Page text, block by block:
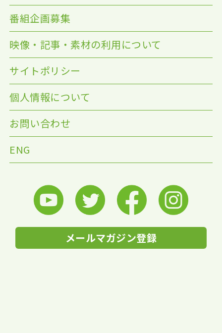
番組企画募集
映像・記事・素材の利用について
サイトポリシー
個人情報について
お問い合わせ
ENG
メールマガジン登録